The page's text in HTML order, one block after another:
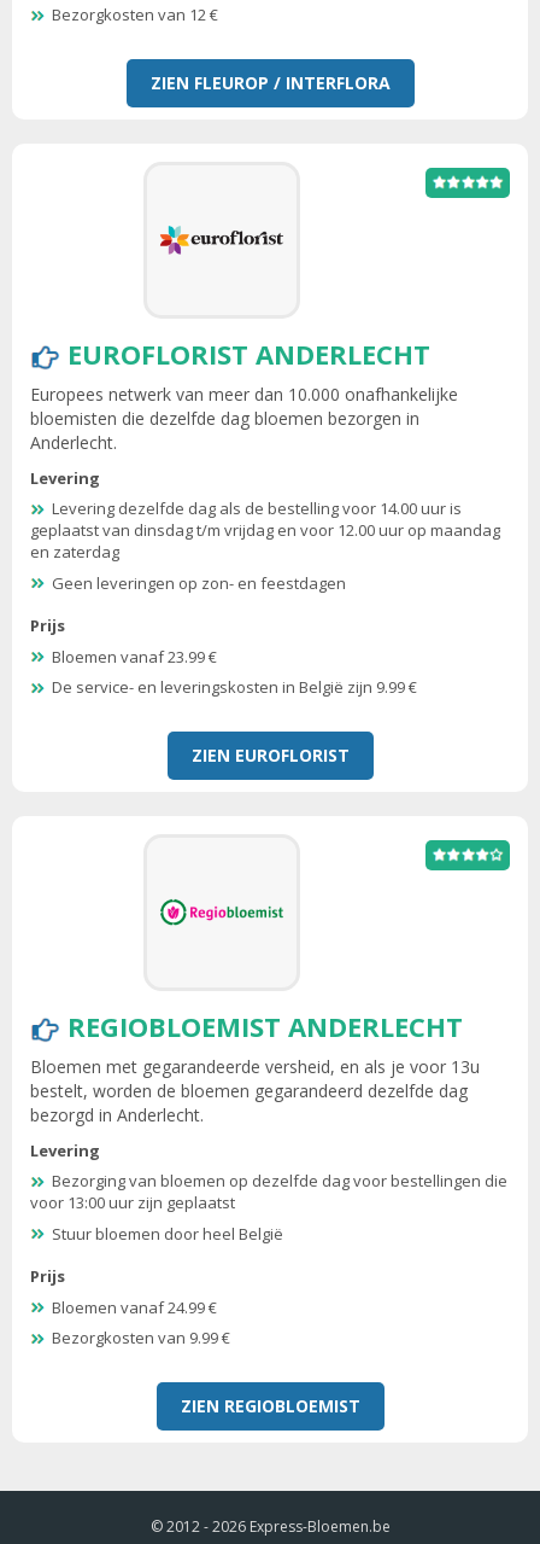
Bezorgkosten van 12 €
ZIEN FLEUROP / INTERFLORA
EUROFLORIST ANDERLECHT
Europees netwerk van meer dan 10.000 onafhankelijke
bloemisten die dezelfde dag bloemen bezorgen in
Anderlecht.
Levering
Levering dezelfde dag als de bestelling voor 14.00 uur is
geplaatst van dinsdag t/m vrijdag en voor 12.00 uur op maandag
en zaterdag
Geen leveringen op zon- en feestdagen
Prijs
Bloemen vanaf 23.99 €
De service- en leveringskosten in België zijn 9.99 €
ZIEN EUROFLORIST
REGIOBLOEMIST ANDERLECHT
Bloemen met gegarandeerde versheid, en als je voor 13u
bestelt, worden de bloemen gegarandeerd dezelfde dag
bezorgd in Anderlecht.
Levering
Bezorging van bloemen op dezelfde dag voor bestellingen die
voor 13:00 uur zijn geplaatst
Stuur bloemen door heel België
Prijs
Bloemen vanaf 24.99 €
Bezorgkosten van 9.99 €
ZIEN REGIOBLOEMIST
© 2012 - 2026 Express-Bloemen.be